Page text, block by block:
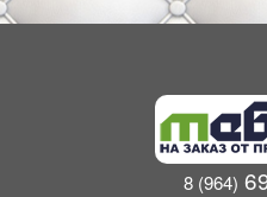
8 (964)